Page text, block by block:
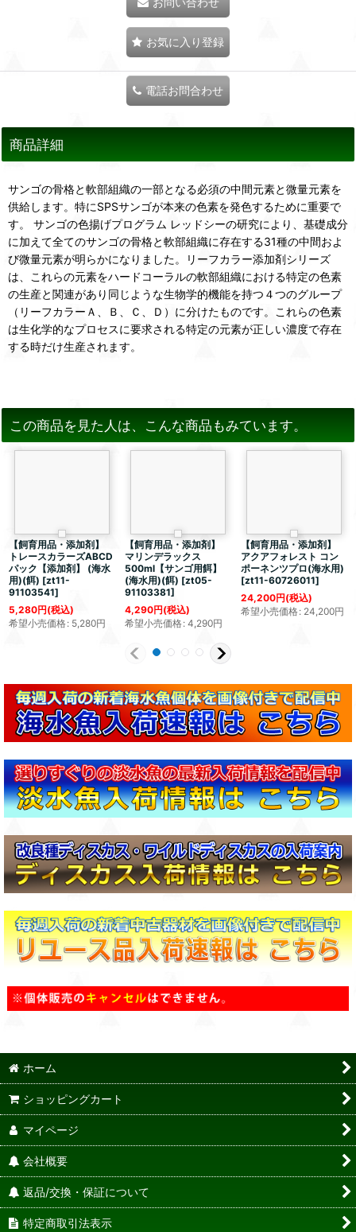
お気に入り登録
電話お問合わせ
商品詳細
サンゴの骨格と軟部組織の一部となる必須の中間元素と微量元素を
供給します。特にSPSサンゴが本来の色素を発色するために重要で
す。 サンゴの色揚げプログラム レッドシーの研究により、基礎成分
に加えて全てのサンゴの骨格と軟部組織に存在する31種の中間およ
び微量元素が明らかになりました。リーフカラー添加剤シリーズ
は、これらの元素をハードコーラルの軟部組織における特定の色素
の生産と関連があり同じような生物学的機能を持つ４つのグループ
（リーフカラーＡ、Ｂ、Ｃ、Ｄ）に分けたものです。これらの色素
は生化学的なプロセスに要求される特定の元素が正しい濃度で存在
する時だけ生産されます。
この商品を見た人は、こんな商品もみています。
【飼育用品・添加剤】
トレースカラーズABCD
パック【添加剤】 (海水
用)(餌) [zt11-
91103541]
5,280円(税込)
希望小売価格: 5,280円
【飼育用品・添加剤】
マリンデラックス
500ml【サンゴ用餌】
(海水用)(餌) [zt05-
91103381]
4,290円(税込)
希望小売価格: 4,290円
【飼育用品・添加剤】
アクアフォレスト コン
ポーネンツプロ(海水用)
[zt11-60726011]
24,200円(税込)
希望小売価格: 24,200円
ホーム
ショッピングカート
マイページ
会社概要
返品/交換・保証について
特定商取引法表示